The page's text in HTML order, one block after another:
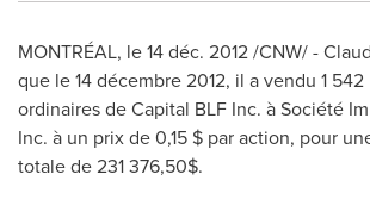
MONTRÉAL, le 14 déc. 2012 /CNW/ -
que le 14 décembre 2012, il a vendu 1
ordinaires de Capital BLF Inc. à Société
Inc. à un prix de 0,15 $ par action, pour
totale de 231 376,50$.